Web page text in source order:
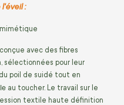
:
avec des fibres
sélectionnées pour leur
poil de suidé tout en
au toucher. Le travail sur le
textile haute définition